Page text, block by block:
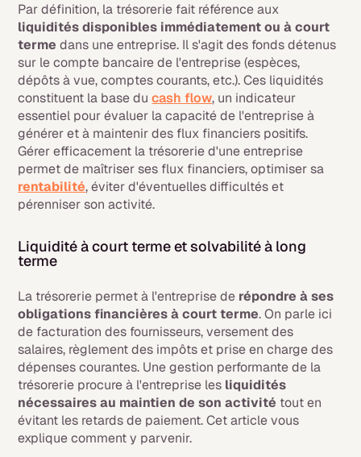
Par définition, la trésorerie fait référence aux
liquidités disponibles immédiatement ou à court
termedans une entreprise. Il s'agit des fonds détenus
sur le compte bancaire de l'entreprise (espèces,
dépôts à vue, comptes courants, etc.). Ces liquidités
constituent la base ducash flow, un indicateur
essentiel pour évaluer la capacité de l'entreprise à
générer et à maintenir des flux financiers positifs.
Gérer efficacement la trésorerie d'une entreprise
permet de maîtriser ses flux financiers, optimiser sa
rentabilité, éviter d'éventuelles difficultés et
pérenniser son activité.
Liquidité à court terme et solvabilité à long
terme
La trésorerie permet à l'entreprise de répondre à ses
obligations financières à court terme. On parle ici
de facturation des fournisseurs, versement des
salaires, règlement des impôts et prise en charge des
dépenses courantes. Une gestion performante de la
trésorerie procure à l'entreprise les liquidités
nécessaires au maintien de son activité tout en
évitant les retards de paiement. Cet article vous
explique comment y parvenir.